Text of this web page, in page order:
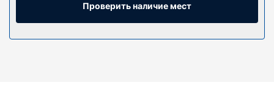
телевидение не даст скучать. Собственные ванные
Проверить наличие мест